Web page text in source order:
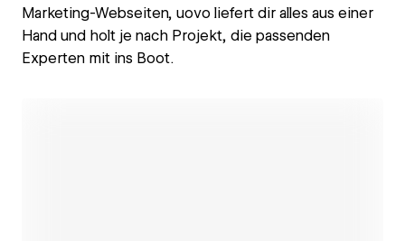
Marketing-Webseiten, uovo liefert dir alles aus einer
Hand und holt je nach Projekt, die passenden
Experten mit ins Boot.